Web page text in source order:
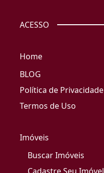
ACESSO
Home
BLOG
Política de Privacidade
Termos de Uso
Imóveis
Buscar Imóveis